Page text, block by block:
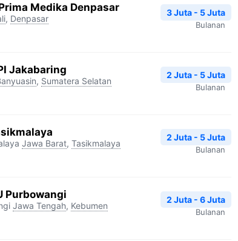
Medika Denpasar
, Denpasar
3 Juta - 5 Juta
Bulanan
Jakabaring
, Sumatera Selatan
2 Juta - 5 Juta
Bulanan
Jawa Barat, Tasikmalaya
2 Juta - 5 Juta
Bulanan
Purbowangi
Jawa Tengah, Kebumen
2 Juta - 6 Juta
Bulanan